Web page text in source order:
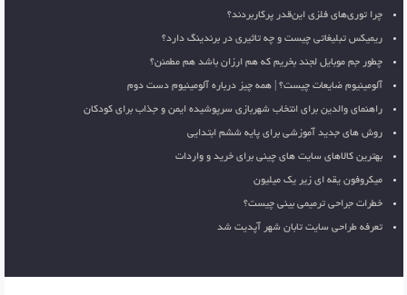
چرا توری‌های فلزی این‌قدر پرکاربردند؟
ریمیکس تبلیغاتی چیست و چه تاثیری در برندینگ دارد؟
چطور جم موبایل لجند بخریم که هم ارزان باشد هم مطمئن؟
آلومینیوم ضایعات چیست؟ | همه چیز درباره آلومینیوم دست دوم
راهنمای والدین برای انتخاب شهربازی سرپوشیده ایمن و جذاب برای کودکان
روش های جدید آموزشی برای پایه ششم ابتدایی
بهترین کالاهای سایت های چینی برای خرید و واردات
میکروفون یقه ای زیر یک میلیون
خطرات جراحی ترمیمی بینی چیست؟
تعرفه طراحی سایت تابان شهر آپدیت شد